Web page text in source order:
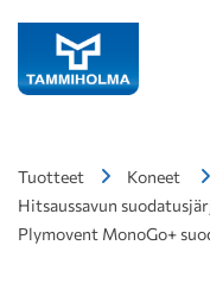
Tuotteet Koneet
Hitsaussavun
Plymovent MonoGo+